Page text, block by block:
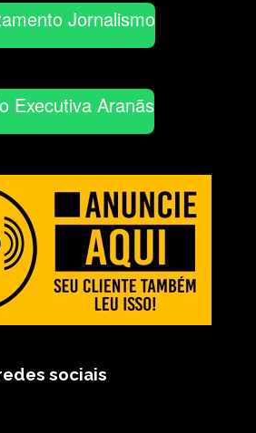
Jornalismo
Executiva Aranãs
sociais